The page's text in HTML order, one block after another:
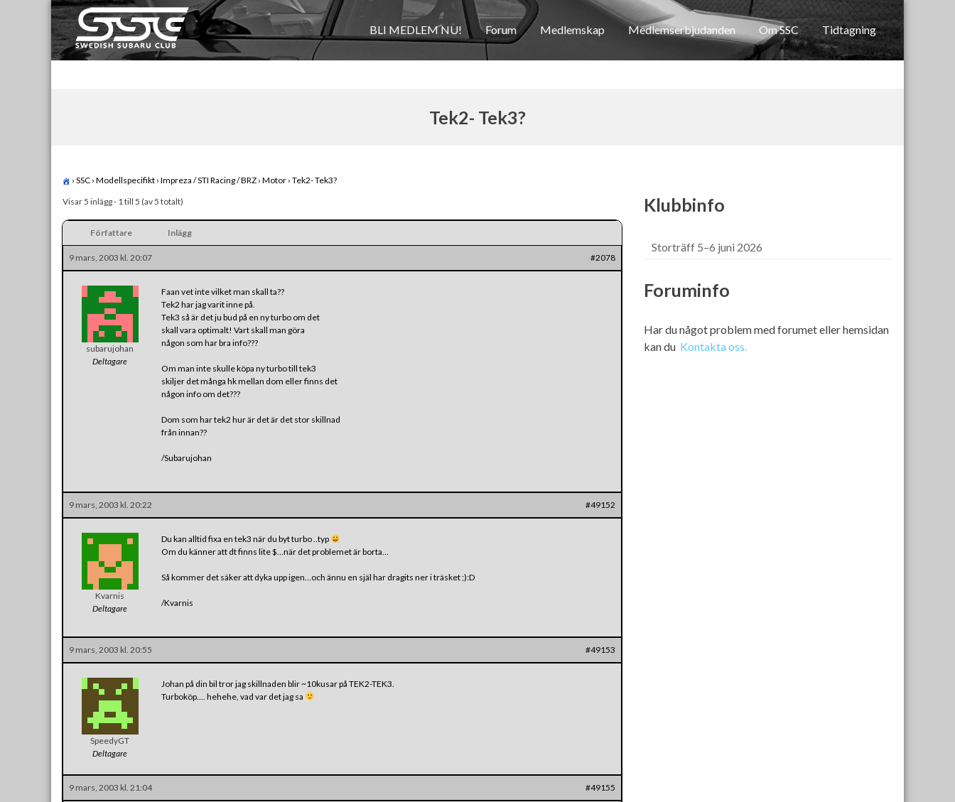
Skip
to
content
Swedish Subaru Club
För oss som älskar Subaru!
BLI MEDLEM NU! Forum Medlemskap Medlemserbjudanden Om SSC Tidtagning
Tek2- Tek3?
› SSC › Modellspecifikt › Impreza / STI Racing / BRZ › Motor › Tek2- Tek3?
Visar 5 inlägg - 1 till 5 (av 5 totalt)
Författare Inlägg
9 mars, 2003 kl. 20:07 #2078
subarujohan
Deltagare
Faan vet inte vilket man skall ta??
Tek2 har jag varit inne på.
Tek3 så är det ju bud på en ny turbo om det
skall vara optimalt! Vart skall man göra
någon som har bra info???
Om man inte skulle köpa ny turbo till tek3
skiljer det många hk mellan dom eller finns det
någon info om det???
Dom som har tek2 hur är det är det stor skillnad
från innan??
/Subarujohan
9 mars, 2003 kl. 20:22 #49152
Kvarnis
Deltagare
Du kan alltid fixa en tek3 när du byt turbo ..typ
Om du känner att dt finns lite $…när det problemet är borta…
Så kommer det säker att dyka upp igen…och ännu en själ har dragits ner i träsket ;):D
/Kvarnis
9 mars, 2003 kl. 20:55 #49153
SpeedyGT
Deltagare
Johan på din bil tror jag skillnaden blir ~10kusar på TEK2-TEK3.
Turboköp…. hehehe, vad var det jag sa
9 mars, 2003 kl. 21:04 #49155
Klubbinfo
Storträff 5–6 juni 2026
Foruminfo
Har du något problem med forumet eller hemsidan
kan du Kontakta oss.